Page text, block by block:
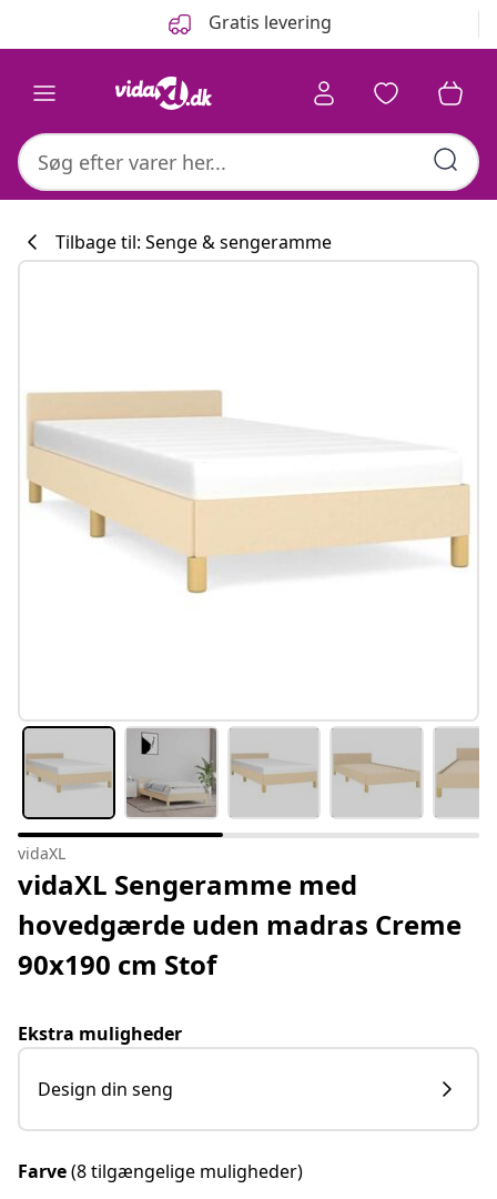
Gratis levering
#sharemevidaxl
Tilbage til: Senge & sengeramme
vidaXL
vidaXL Sengeramme med
hovedgærde uden madras Creme
90x190 cm Stof
Ekstra muligheder
Design din seng
Farve(8 tilgængelige muligheder)